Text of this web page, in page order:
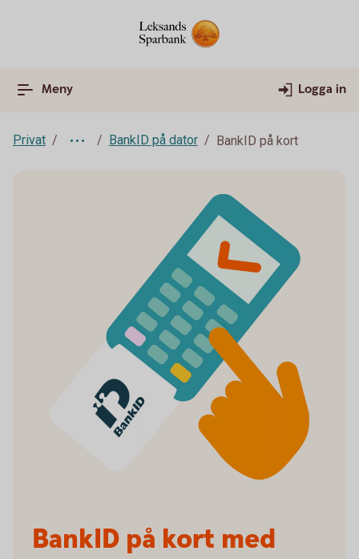
Meny Logga in
Privat BankID på dator BankID på kort
BankID på kort med